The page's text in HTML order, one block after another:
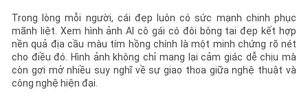
Trong lòng mỗi người, cái đẹp luôn có sức mạnh chinh phục
mãnh liệt. Xem hình ảnh AI cô gái có đôi bông tai đẹp kết hợp
nền quả địa cầu màu tím hồng chính là một minh chứng rõ nét
cho điều đó. Hình ảnh không chỉ mang lại cảm giác dễ chịu mà
còn gợi mở nhiều suy nghĩ về sự giao thoa giữa nghệ thuật và
công nghệ hiện đại.